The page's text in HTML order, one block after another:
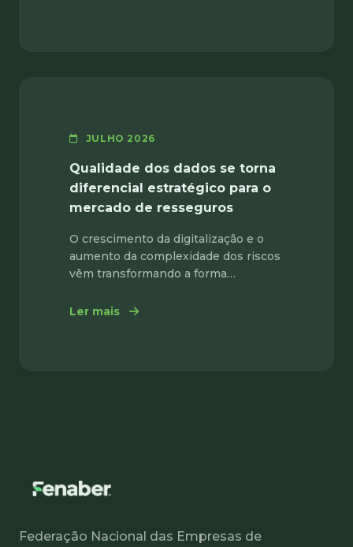
JULHO 2026
Qualidade dos dados se torna
diferencial estratégico para o
mercado de resseguros
O crescimento da digitalização e o
aumento da complexidade dos riscos
vêm transformando a forma…
Ler mais : Qualidade dos dados se torna
Federação Nacional das Empresas de